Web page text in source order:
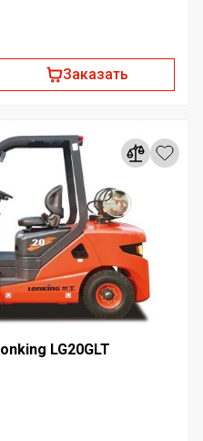
Заказать
LG20GLT